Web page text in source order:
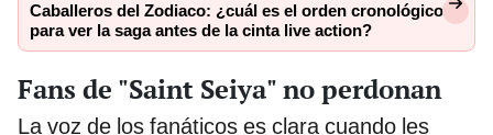
Caballeros del Zodiaco: ¿cuál es el orden cronológico
para ver la saga antes de la cinta live action?
Fans de "Saint Seiya" no perdonan
La voz de los fanáticos es clara cuando les